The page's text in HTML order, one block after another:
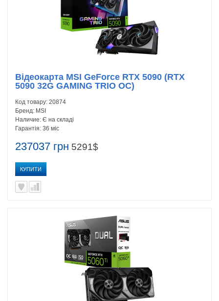
237037 грн 5291$
КУПИТИ
Відеокарта MSI GeForce RTX 5090 (RTX
5090 32G GAMING TRIO OC)
Код товару: 20874
Бренд: MSI
Наличие: Є на складі
Гарантія: 36 міс